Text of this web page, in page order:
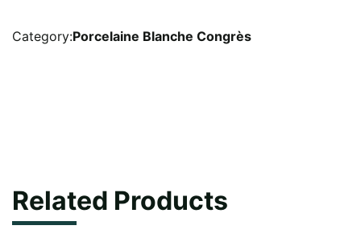
tasse
Category:Porcelaine Blanche Congrès
Related Products